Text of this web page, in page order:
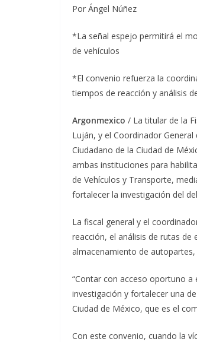
Por Ángel Núñez
*La señal espejo permitirá el
de vehículos
*El convenio refuerza la
tiempos de reacción y análisis
Argonmexico / La titular de la
Luján, y el Coordinador
Ciudadano de la Ciudad de
ambas instituciones para
de Vehículos y Transporte,
fortalecer la investigación del
La fiscal general y el
reacción, el análisis de rutas
almacenamiento de
“Contar con acceso oportuno
investigación y fortalecer una
Ciudad de México, que es el
Con este convenio, cuando la